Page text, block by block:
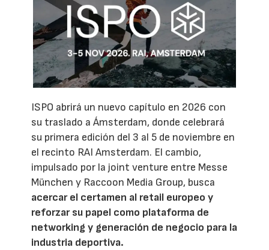
ISPO abrirá un nuevo capítulo en 2026 con
su traslado a Ámsterdam, donde celebrará
su primera edición del 3 al 5 de noviembre en
el recinto RAI Amsterdam. El cambio,
impulsado por la joint venture entre Messe
München y Raccoon Media Group, busca
acercar el certamen al retail europeo y
reforzar su papel como plataforma de
networking y generación de negocio para la
industria deportiva.